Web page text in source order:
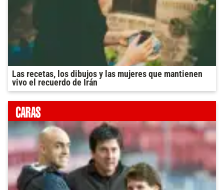
Las recetas, los dibujos y las mujeres que mantienen
vivo el recuerdo de Irán